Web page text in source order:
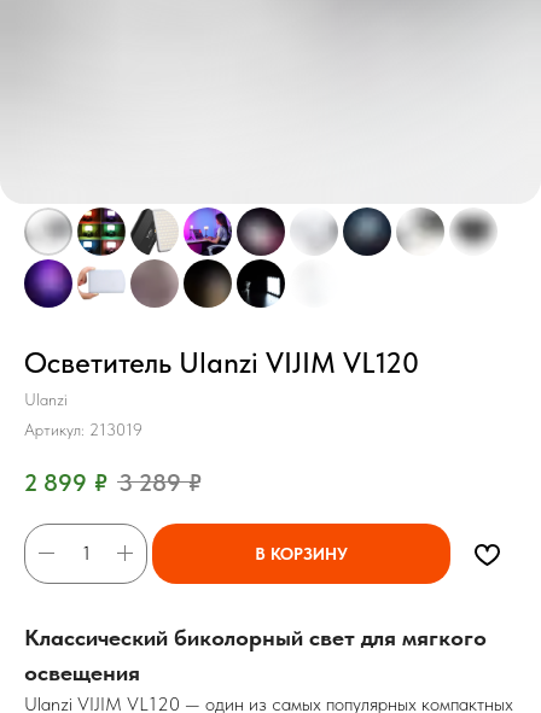
Осветитель Ulanzi VIJIM VL120
Ulanzi
Артикул: 213019
2 899 ₽ 3 289 ₽
В КОРЗИНУ
Классический биколорный свет для мягкого
освещения
Ulanzi VIJIM VL120 — один из самых популярных компактных